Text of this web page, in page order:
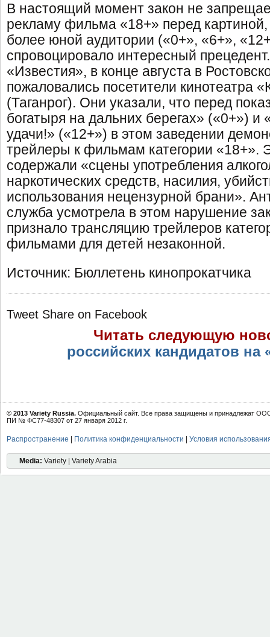
В настоящий момент закон не
рекламу фильма «18+» перед
более юной аудитории («0+», «6+»,
спровоцировало интересный
«Известия», в конце августа в
пожаловались посетители кинотеатра
(Таганрог). Они указали, что перед
богатыря на дальних берегах» («0+»)
удачи!» («12+») в этом заведении
трейлеры к фильмам категории «18+».
содержали «сцены употребления
наркотических средств, насилия,
использования нецензурной брани».
служба усмотрела в этом нарушение
признало трансляцию трейлеров
фильмами для детей незаконной.
Источник: Бюллетень кинопрокатчика
Tweet Share on Facebook
Читать следующую
российских кандидатов на
© 2013 Variety Russia. Официальный сайт. Все права защищены и принадлежат
ПИ № ФС77-48307 от 27 января 2012 г.
Распространение Политика конфиденциальности Условия
Media: Variety | Variety Arabia